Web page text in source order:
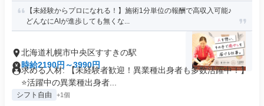
【未経験からプロになれる！】施術1分単位の報酬で高収入可能♪
どんなにAIが進歩しても無くな...
北海道札幌市中央区すすきの駅
時給2190円～3990円
求める人材: 【未経験者歓迎！異業種出身者も多数活躍中！】
⭐️活躍中の異業種出身者...
シフト自由 +1個